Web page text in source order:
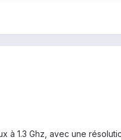
à 1.3 Ghz, avec une